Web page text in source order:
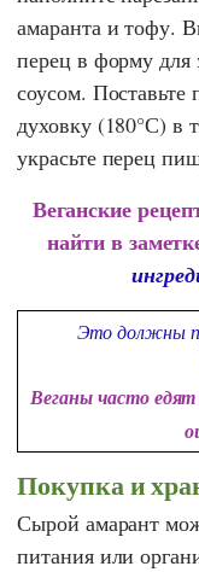
амаранта и тофу.
перец в форму для
соусом. Поставьте
духовку (180°С) в
украсьте перец
Веганские
найти в
Это должны
Веганы часто
Покупка и
Сырой амарант
питания или